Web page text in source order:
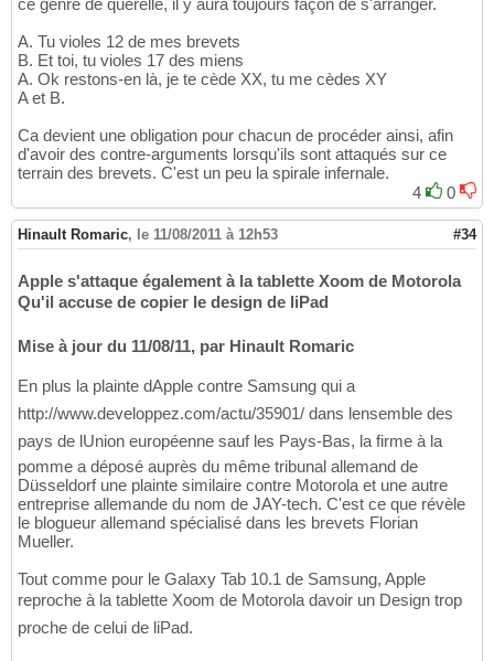
ce genre de querelle, il y aura toujours façon de s'arranger.
A. Tu violes 12 de mes brevets
B. Et toi, tu violes 17 des miens
A. Ok restons-en là, je te cède XX, tu me cèdes XY
A et B.
Ca devient une obligation pour chacun de procéder ainsi, afin
d'avoir des contre-arguments lorsqu'ils sont attaqués sur ce
terrain des brevets. C'est un peu la spirale infernale.
4
0
Hinault Romaric, le 11/08/2011 à 12h53 #34
Apple s'attaque également à la tablette Xoom de Motorola
Qu'il accuse de copier le design de liPad
Mise à jour du 11/08/11, par Hinault Romaric
En plus la plainte dApple contre Samsung qui a
http://www.developpez.com/actu/35901/ dans lensemble des
pays de lUnion européenne sauf les Pays-Bas, la firme à la
pomme a déposé auprès du même tribunal allemand de
Düsseldorf une plainte similaire contre Motorola et une autre
entreprise allemande du nom de JAY-tech. C'est ce que révèle
le blogueur allemand spécialisé dans les brevets Florian
Mueller.
Tout comme pour le Galaxy Tab 10.1 de Samsung, Apple
reproche à la tablette Xoom de Motorola davoir un Design trop
proche de celui de liPad.